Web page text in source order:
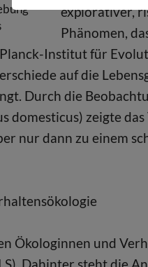
explorativer,
Phänomen,
Institut für
auf die
Durch die
domesticus) zeigte
nur dann zu einem
Ökologinnen und